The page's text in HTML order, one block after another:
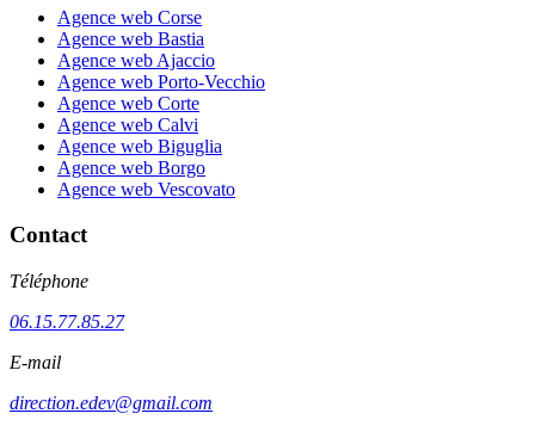
Agence web Corse
Agence web Bastia
Agence web Ajaccio
Agence web Porto-Vecchio
Agence web Corte
Agence web Calvi
Agence web Biguglia
Agence web Borgo
Agence web Vescovato
Contact
Téléphone
06.15.77.85.27
E-mail
direction.edev@gmail.com